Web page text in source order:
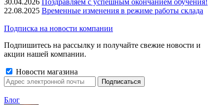
30.04.2026 Поздравляем с успешным окончанием обучения!
22.08.2025 Временные изменения в режиме работы склада
Подписка на новости компании
Подпишитесь на рассылку и получайте свежие новости и
акции нашей компании.
Новости магазина
Блог